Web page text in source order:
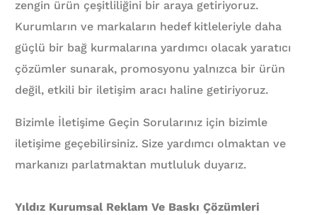
zengin ürün çeşitliliğini bir araya getiriyoruz.
Kurumların ve markaların hedef kitleleriyle daha
güçlü bir bağ kurmalarına yardımcı olacak yaratıcı
çözümler sunarak, promosyonu yalnızca bir ürün
değil, etkili bir iletişim aracı haline getiriyoruz.
Bizimle İletişime Geçin Sorularınız için bizimle
iletişime geçebilirsiniz. Size yardımcı olmaktan ve
markanızı parlatmaktan mutluluk duyarız.
Yıldız Kurumsal Reklam Ve Baskı Çözümleri